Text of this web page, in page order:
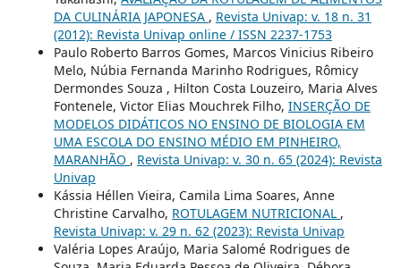
DA CULINÁRIA JAPONESA , Revista Univap: v. 18 n. 31
(2012): Revista Univap online / ISSN 2237-1753
Paulo Roberto Barros Gomes, Marcos Vinicius Ribeiro
Melo, Núbia Fernanda Marinho Rodrigues, Rômicy
Dermondes Souza , Hilton Costa Louzeiro, Maria Alves
Fontenele, Victor Elias Mouchrek Filho, INSERÇÃO DE
MODELOS DIDÁTICOS NO ENSINO DE BIOLOGIA EM
UMA ESCOLA DO ENSINO MÉDIO EM PINHEIRO,
MARANHÃO , Revista Univap: v. 30 n. 65 (2024): Revista
Univap
Kássia Héllen Vieira, Camila Lima Soares, Anne
Christine Carvalho, ROTULAGEM NUTRICIONAL ,
Revista Univap: v. 29 n. 62 (2023): Revista Univap
Valéria Lopes Araújo, Maria Salomé Rodrigues de